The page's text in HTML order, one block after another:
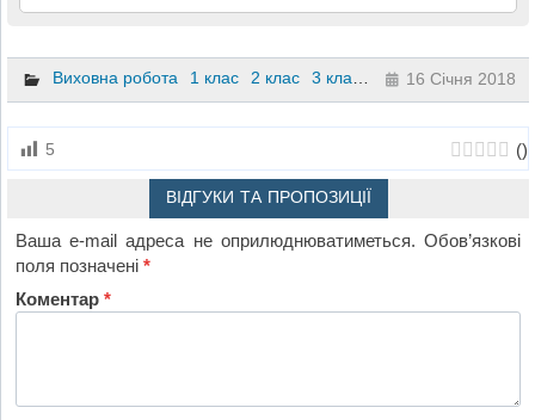
Виховна робота 1 клас 2 клас 3 клас 4 клас16 Січня 2018
5 ()
ВІДГУКИ ТА ПРОПОЗИЦІЇ
Ваша e-mail адреса не оприлюднюватиметься. Обов’язкові
поля позначені*
Коментар*